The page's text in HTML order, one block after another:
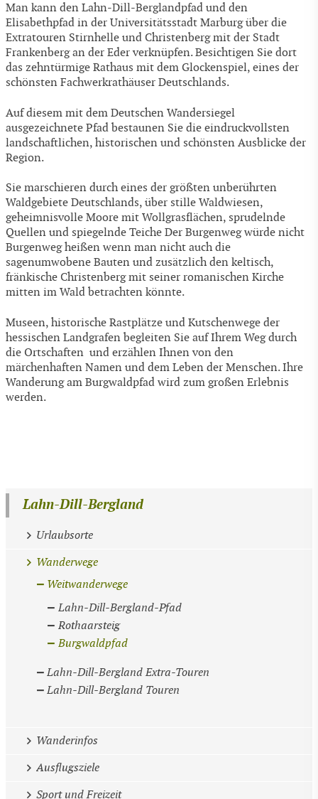
Man kann den Lahn-Dill-Berglandpfad und den
Elisabethpfad in der Universitätsstadt Marburg über die
Extratouren Stirnhelle und Christenberg mit der Stadt
Frankenberg an der Eder verknüpfen. Besichtigen Sie dort
das zehntürmige Rathaus mit dem Glockenspiel, eines der
schönsten Fachwerkrathäuser Deutschlands.
Auf diesem mit dem Deutschen Wandersiegel
ausgezeichnete Pfad bestaunen Sie die eindruckvollsten
landschaftlichen, historischen und schönsten Ausblicke der
Region.
Sie marschieren durch eines der größten unberührten
Waldgebiete Deutschlands, über stille Waldwiesen,
geheimnisvolle Moore mit Wollgrasflächen, sprudelnde
Quellen und spiegelnde Teiche Der Burgenweg würde nicht
Burgenweg heißen wenn man nicht auch die
sagenumwobene Bauten und zusätzlich den keltisch,
fränkische Christenberg mit seiner romanischen Kirche
mitten im Wald betrachten könnte.
Museen, historische Rastplätze und Kutschenwege der
hessischen Landgrafen begleiten Sie auf Ihrem Weg durch
die Ortschaften und erzählen Ihnen von den
märchenhaften Namen und dem Leben der Menschen. Ihre
Wanderung am Burgwaldpfad wird zum großen Erlebnis
werden.
Lahn-Dill-Bergland
Urlaubsorte
Wanderwege
Weitwanderwege
Lahn-Dill-Bergland-Pfad
Rothaarsteig
Burgwaldpfad
Lahn-Dill-Bergland Extra-Touren
Lahn-Dill-Bergland Touren
Wanderinfos
Ausflugsziele
Sport und Freizeit